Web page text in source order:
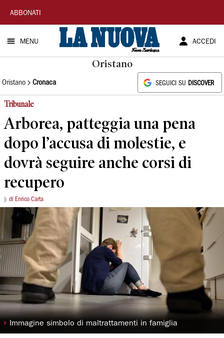
La
Nuova
Sardegna
ABBONATI
MENU ACCEDI
Oristano
Oristano Cronaca SEGUICI SU DISCOVER
Tribunale
Arborea, patteggia una pena
dopo l’accusa di molestie, e
dovrà seguire anche corsi di
recupero
di Enrico Carta
◗ Immagine simbolo di maltrattamenti in famiglia